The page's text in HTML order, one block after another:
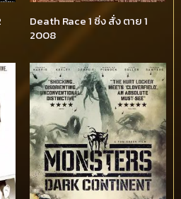
Death Race 1 ซิ่ง สั่ง ตาย 1
2008